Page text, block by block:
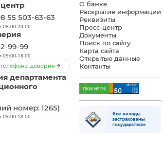
55 503-63-63
08:00-20:00
99-99
09:00-18:00
доверия
департамента
номер: 1265)
09:00-18:00
О банке
Раскрытие информации
Реквизиты
Пресс-центр
Документы
Поиск по сайту
Карта сайта
Открытые данные
Контакты
Все вклады
застрахованы
государством